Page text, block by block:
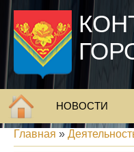
НОВОСТИ
Главная »